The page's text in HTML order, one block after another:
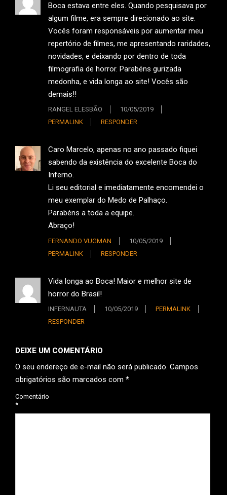
Boca estava entre eles. Quando pesquisava por
algum filme, era sempre direcionado ao site.
Vocês foram responsáveis por aumentar meu
repertório de filmes, me apresentando raridades,
novidades, e deixando por dentro de toda
filmografia de horror. Parabéns gurizada
medonha, e vida longa ao site! Vocês são
demais!!
RANGEL ELESBÃO
10/05/2019
PERMALINK
RESPONDER
Caro Marcelo, apenas no ano passado fiquei
sabendo da existência do excelente Boca do
Inferno.
Li seu editorial e imediatamente encomendei o
meu exemplar do Medo de Palhaço.
Parabéns a toda a equipe.
Abraço!
FERNANDO VUGMAN
10/05/2019
PERMALINK
RESPONDER
Vida longa ao Boca! Maior e melhor site de
horror do Brasil!
INFERNAUTA 10/05/2019
PERMALINK
RESPONDER
DEIXE UM COMENTÁRIO
O seu endereço de e-mail não será publicado. Campos
obrigatórios são marcados com *
Comentário
*